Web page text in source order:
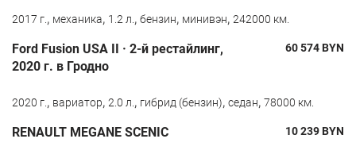
2017 г., механика, 1.2 л., бензин, минивэн, 242000 км.
Ford Fusion USA II · 2-й рестайлинг,
2020 г. в Гродно
60 574BYN
2020 г., вариатор, 2.0 л., гибрид (бензин), седан, 78000 км.
RENAULT MEGANE SCENIC 10 239BYN